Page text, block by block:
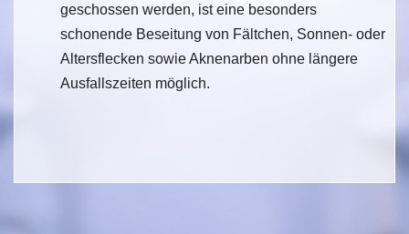
geschossen werden, ist eine besonders
schonende Beseitung von Fältchen, Sonnen- oder
Altersflecken sowie Aknenarben ohne längere
Ausfallszeiten möglich.